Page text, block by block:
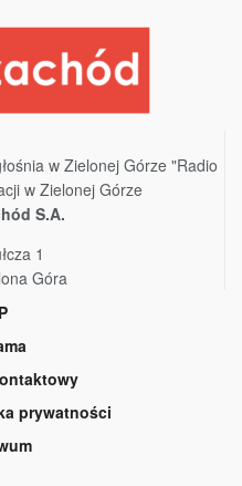
w Zielonej Górze "Radio
w Zielonej Górze
S.A.
1
Góra
prywatności